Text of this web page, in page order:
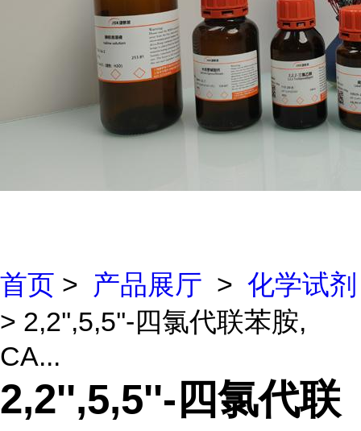
首页 > 产品展厅 > 化学试剂
> 2,2'',5,5''-四氯代联苯胺,
CA...
2,2'',5,5''-四氯代联